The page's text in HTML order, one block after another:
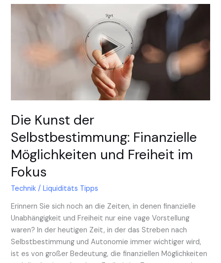
Die Kunst der
Selbstbestimmung: Finanzielle
Möglichkeiten und Freiheit im
Fokus
Technik /Liquiditäts Tipps
Erinnern Sie sich noch an die Zeiten, in denen finanzielle
Unabhängigkeit und Freiheit nur eine vage Vorstellung
waren? In der heutigen Zeit, in der das Streben nach
Selbstbestimmung und Autonomie immer wichtiger wird,
ist es von großer Bedeutung, die finanziellen Möglichkeiten
Selbstbestimmung:
Fokus